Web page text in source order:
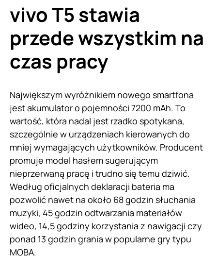
vivo T5 stawia
przede wszystkim na
czas pracy
Największym wyróżnikiem nowego smartfona
jest akumulator o pojemności 7200 mAh. To
wartość, która nadal jest rzadko spotykana,
szczególnie w urządzeniach kierowanych do
mniej wymagających użytkowników. Producent
promuje model hasłem sugerującym
nieprzerwaną pracę i trudno się temu dziwić.
Według oficjalnych deklaracji bateria ma
pozwolić nawet na około 68 godzin słuchania
muzyki, 45 godzin odtwarzania materiałów
wideo, 14,5 godziny korzystania z nawigacji czy
ponad 13 godzin grania w popularne gry typu
MOBA.